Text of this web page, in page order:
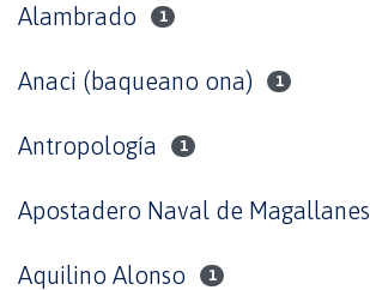
Alambrado 1
Anaci (baqueano ona) 1
Antropología 1
Apostadero Naval de Magallanes
Aquilino Alonso 1